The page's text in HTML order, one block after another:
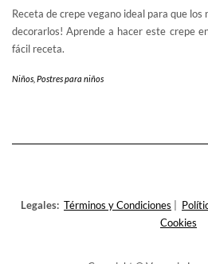
Receta de crepe vegano ideal para que los
decorarlos! Aprende a hacer este crepe
fácil receta.
Niños Postres para niños
Legales: Términos y Condiciones
Cookies